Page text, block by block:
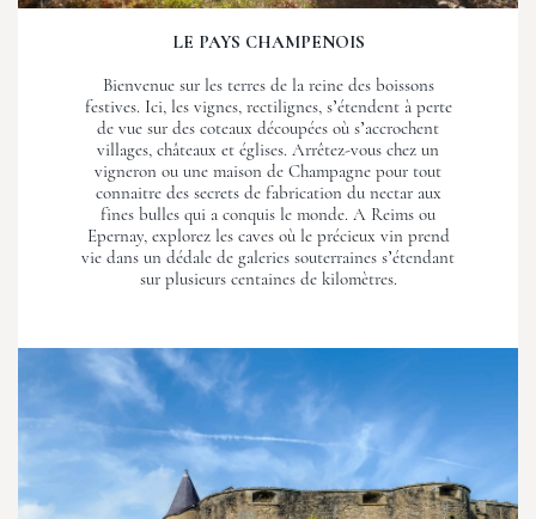
LE PAYS CHAMPENOIS
Bienvenue sur les terres de la reine des boissons
festives. Ici, les vignes, rectilignes, s’étendent à perte
de vue sur des coteaux découpées où s’accrochent
villages, châteaux et églises. Arrêtez-vous chez un
vigneron ou une maison de Champagne pour tout
connaitre des secrets de fabrication du nectar aux
fines bulles qui a conquis le monde. A Reims ou
Epernay, explorez les caves où le précieux vin prend
vie dans un dédale de galeries souterraines s’étendant
sur plusieurs centaines de kilomètres.